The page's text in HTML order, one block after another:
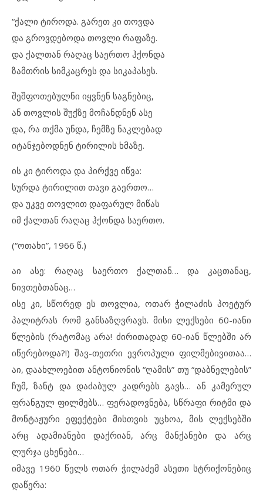
“ქალი ტიროდა. გარეთ კი თოვდა
და გროვდებოდა თოვლი რაფაზე.
და ქალთან რაღაც საერთო ჰქონდა
ზამთრის სიმკაცრეს და სიკაპასეს.
შეშფოთებულნი იყვნენ საგნებიც,
ან თოვლის შუქზე მოჩანდნენ ასე
და, რა თქმა უნდა, ჩემზე ნაკლებად
იტანჯებოდნენ ტირილის ხმაზე.
ის კი ტიროდა და პირქვე იწვა:
სურდა ტირილით თავი გაერთო…
და უკვე თოვლით დაფარულ მიწას
იმ ქალთან რაღაც ჰქონდა საერთო.
(“ოთახი”, 1966 წ.)
აი ასე: რაღაც საერთო ქალთან… და კაცთანაც,
ნივთებთანაც…
ისე კი, სწორედ ეს თოვლია, ოთარ ჭილაძის პოეტურ
პალიტრას რომ განსაზღვრავს. მისი ლექსები 60-იანი
წლების (რატომაც არა! ძირითადად 60-იან წლებში არ
იწერებოდა?!) შავ-თეთრი ევროპული ფილმებივითაა…
აი, დაახლოებით ანტონიონის “ღამის” თუ “დაბნელების”
ჩუმ, ზანტ და დაძაბულ კადრებს გავს… ან კამერულ
ფრანგულ ფილმებს… ფერადოვნება, სწრაფი რიტმი და
მონტაჟური ეფექტები მისთვის უცხოა, მის ლექსებში
არც ადამიანები დაქრიან, არც მანქანები და არც
ლურჯა ცხენები…
იმავე 1960 წელს ოთარ ჭილაძემ ასეთი სტრიქონებიც
დაწერა: